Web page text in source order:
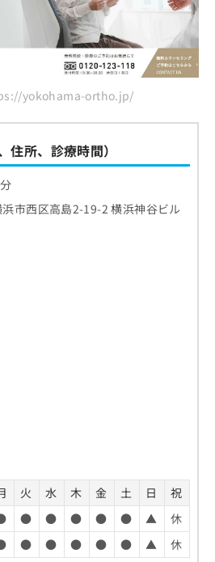
yokohama-ortho.jp/
住所、診療時間）
市西区高島2-19-2 横浜神谷ビル
火 水 木 金 土 日
祝
● ● ● ● ● ▲
休
● ● ● ● ● ▲
休